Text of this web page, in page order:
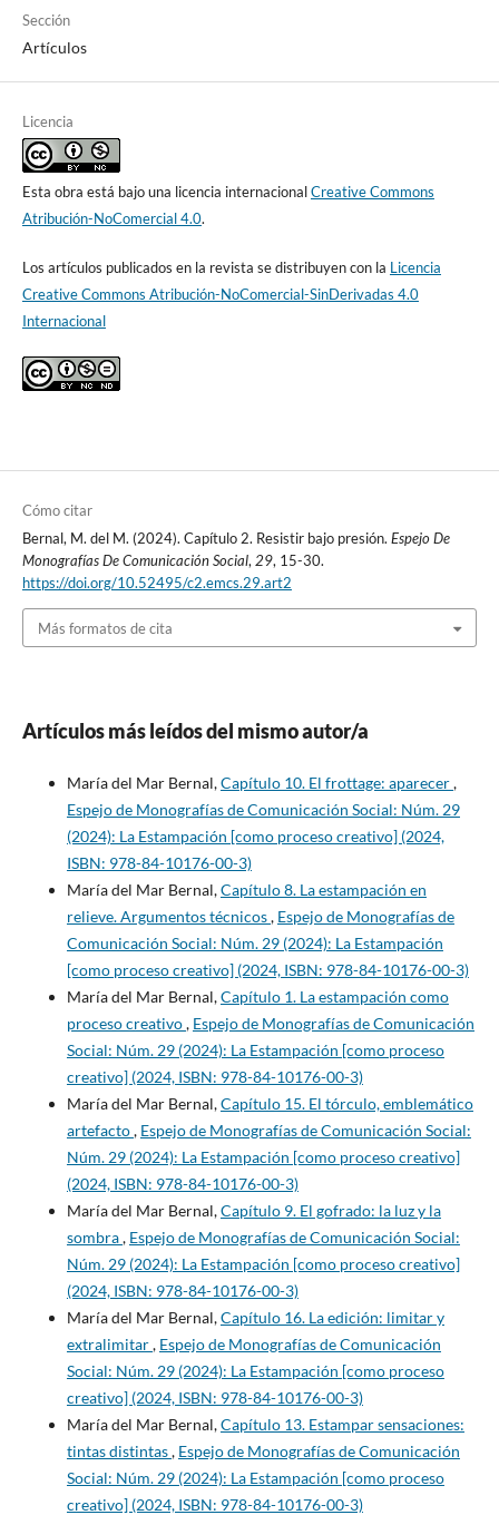
Sección
Artículos
Licencia
Esta obra está bajo una licencia internacionalCreative Commons
Atribución-NoComercial 4.0.
Los artículos publicados en la revista se distribuyen con la Licencia
Creative Commons Atribución-NoComercial-SinDerivadas 4.0
Internacional
Cómo citar
Bernal, M. del M. (2024). Capítulo 2. Resistir bajo presión. Espejo De
Monografías De Comunicación Social,29, 15-30.
https://doi.org/10.52495/c2.emcs.29.art2
Más formatos de cita
Artículos más leídos del mismo autor/a
María del Mar Bernal,Capítulo 10. El frottage: aparecer,
Espejo de Monografías de Comunicación Social: Núm. 29
(2024): La Estampación [como proceso creativo] (2024,
ISBN: 978-84-10176-00-3)
María del Mar Bernal,Capítulo 8. La estampación en
relieve. Argumentos técnicos, Espejo de Monografías de
Comunicación Social: Núm. 29 (2024): La Estampación
[como proceso creativo] (2024, ISBN: 978-84-10176-00-3)
María del Mar Bernal,Capítulo 1. La estampación como
proceso creativo, Espejo de Monografías de Comunicación
Social: Núm. 29 (2024): La Estampación [como proceso
creativo] (2024, ISBN: 978-84-10176-00-3)
María del Mar Bernal,Capítulo 15. El tórculo, emblemático
artefacto, Espejo de Monografías de Comunicación Social:
Núm. 29 (2024): La Estampación [como proceso creativo]
(2024, ISBN: 978-84-10176-00-3)
María del Mar Bernal,Capítulo 9. El gofrado: la luz y la
sombra, Espejo de Monografías de Comunicación Social:
Núm. 29 (2024): La Estampación [como proceso creativo]
(2024, ISBN: 978-84-10176-00-3)
María del Mar Bernal,Capítulo 16. La edición: limitar y
extralimitar, Espejo de Monografías de Comunicación
Social: Núm. 29 (2024): La Estampación [como proceso
creativo] (2024, ISBN: 978-84-10176-00-3)
María del Mar Bernal,Capítulo 13. Estampar sensaciones:
tintas distintas, Espejo de Monografías de Comunicación
Social: Núm. 29 (2024): La Estampación [como proceso
creativo] (2024, ISBN: 978-84-10176-00-3)